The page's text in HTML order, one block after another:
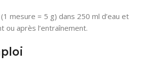
mesure = 5 g) dans 250 ml d’eau et
ou après l’entraînement.